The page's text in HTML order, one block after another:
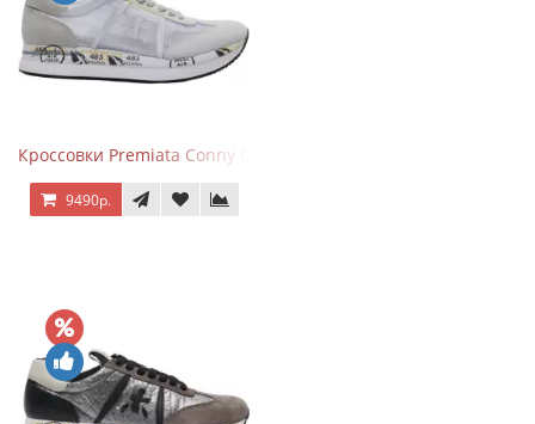
Кроссовки Premiata Conny Combi Grey
9490р.